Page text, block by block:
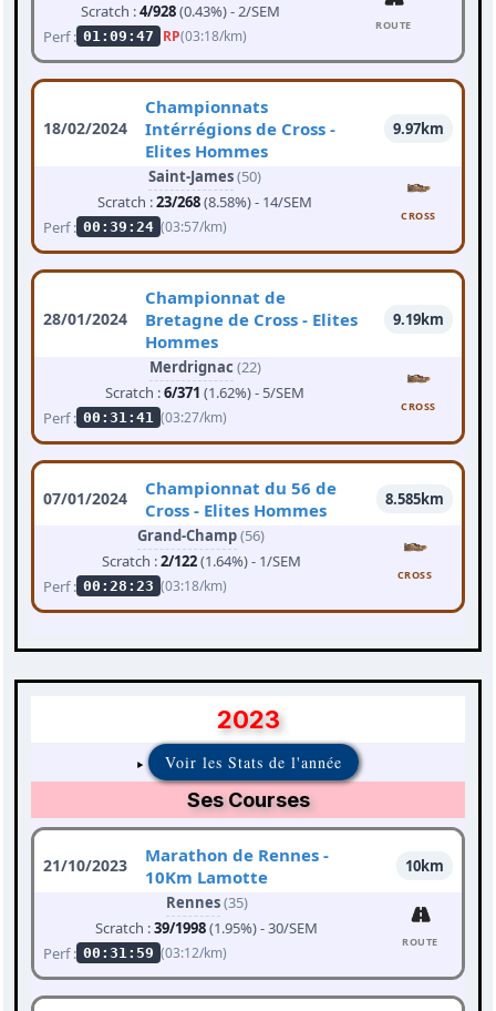
Scratch :4/928(0.43%) - 2/SEM
Perf : 01:09:47 RP(03:18/km)
ROUTE
18/02/2024
Championnats
Intérrégions de Cross -
Elites Hommes
9.97km
Saint-James(50)
Scratch :23/268(8.58%) - 14/SEM
Perf : 00:39:24 (03:57/km)
CROSS
28/01/2024
Championnat de
Bretagne de Cross - Elites
Hommes
9.19km
Merdrignac (22)
Scratch :6/371 (1.62%) - 5/SEM
Perf : 00:31:41 (03:27/km)
CROSS
07/01/2024
Championnat du 56 de
Cross - Elites Hommes
8.585km
Grand-Champ(56)
Scratch :2/122(1.64%) - 1/SEM
Perf : 00:28:23 (03:18/km)
CROSS
2023
Voir les Stats de l'année
Ses Courses
21/10/2023
Marathon de Rennes -
10Km Lamotte
10km
Rennes(35)
Scratch :39/1998(1.95%) - 30/SEM
Perf : 00:31:59 (03:12/km)
ROUTE